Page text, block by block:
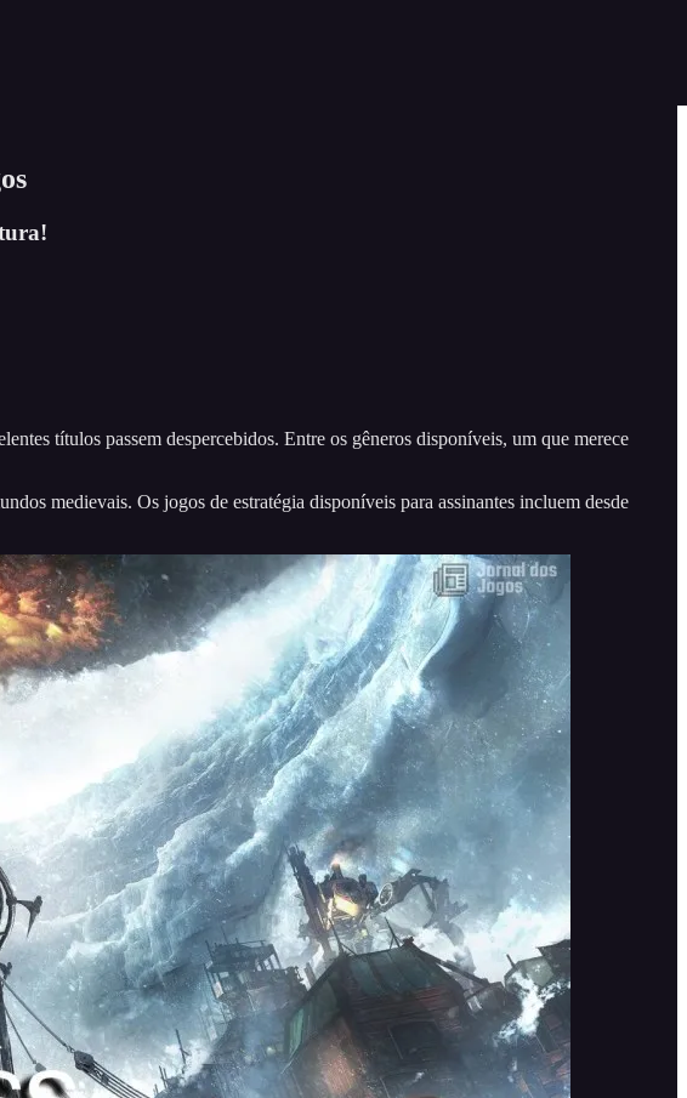
títulos passem despercebidos. Entre os gêneros disponíveis, um que merece
medievais. Os jogos de estratégia disponíveis para assinantes incluem desde